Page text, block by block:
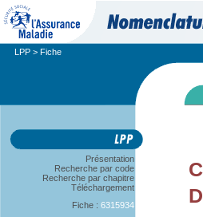
LPP > Fiche
Présentation
Recherche par code
Recherche par chapitre
Téléchargement
Fiche : 6315934